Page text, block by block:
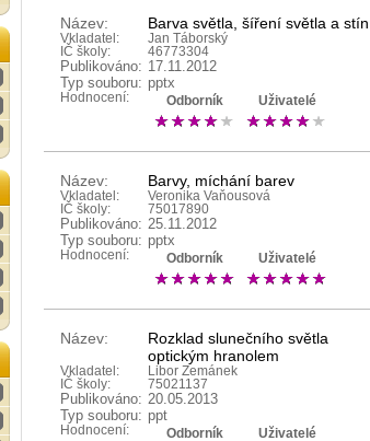
Název: Barva světla, šíření světla a stín
Vkladatel:
Jan Táborský
IČ školy:
46773304
Publikováno: 17.11.2012
Typ souboru: pptx
Hodnocení: Odborník Uživatelé
Název: Barvy, míchání barev
Vkladatel:
Veronika Vaňousová
IČ školy:
75017890
Publikováno: 25.11.2012
Typ souboru: pptx
Hodnocení: Odborník Uživatelé
Název:
Rozklad slunečního světla
optickým hranolem
Vkladatel:
Libor Zemánek
IČ školy:
75021137
Publikováno: 20.05.2013
Typ souboru: ppt
Hodnocení: Odborník Uživatelé